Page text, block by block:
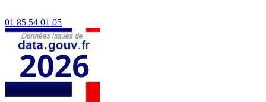
01 85 54 01 05